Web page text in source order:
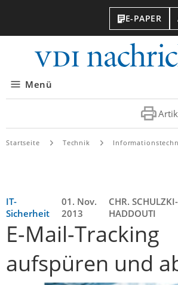
E-PAPER
Menü
Startseite Technik
IT-
Sicherheit
01. Nov.
2013
CHR. SCHULZKI-
HADDOUTI
E-Mail-Tracking
aufspüren und